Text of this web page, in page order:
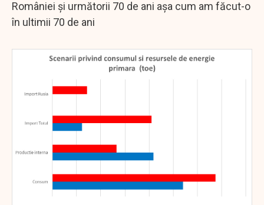
României și următorii 70 de ani așa cum am făcut-o
în ultimii 70 de ani